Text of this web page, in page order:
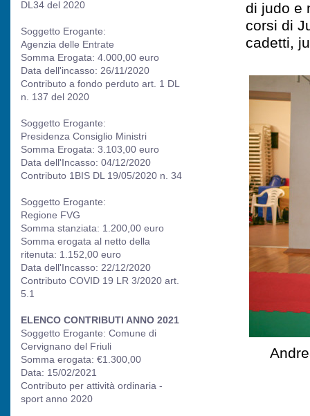
DL34 del 2020
Soggetto Erogante:
Agenzia delle Entrate
Somma Erogata: 4.000,00 euro
Data dell'incasso: 26/11/2020
Contributo a fondo perduto art. 1 DL
n. 137 del 2020
Soggetto Erogante:
Presidenza Consiglio Ministri
Somma Erogata: 3.103,00 euro
Data dell'Incasso: 04/12/2020
Contributo 1BIS DL 19/05/2020 n. 34
Soggetto Erogante:
Regione FVG
Somma stanziata: 1.200,00 euro
Somma erogata al netto della
ritenuta: 1.152,00 euro
Data dell'Incasso: 22/12/2020
Contributo COVID 19 LR 3/2020 art.
5.1
ELENCO CONTRIBUTI ANNO 2021
Soggetto Erogante: Comune di
Cervignano del Friuli
Somma erogata: €1.300,00
Data: 15/02/2021
Contributo per attività ordinaria -
sport anno 2020
di judo e
corsi di
cadetti,